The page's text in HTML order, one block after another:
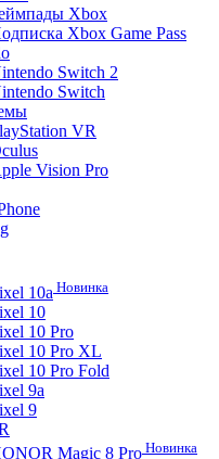
Xbox
Xbox Game Pass
Switch 2
Switch
VR
Vision Pro
10a Новинка
10
10 Pro
10 Pro XL
10 Pro Fold
9a
9
Magic 8 Pro Новинка